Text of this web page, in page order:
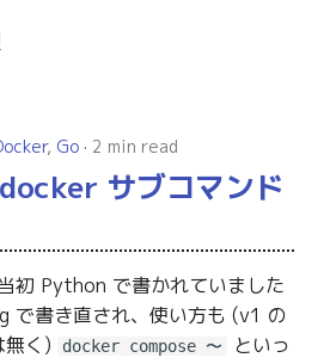
, Go 2 min read
サブコマンド
初 Python で書かれていました
で書き直され、使い方も (v1 の
無く) docker compose 〜
といっ